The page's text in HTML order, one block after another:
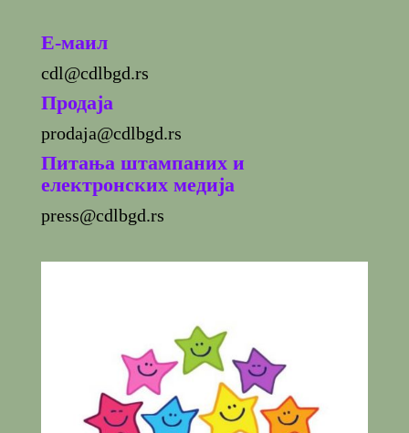
E-маил
cdl@cdlbgd.rs
Продаја
prodaja@cdlbgd.rs
Питања штампаних и
електронских медија
press@cdlbgd.rs